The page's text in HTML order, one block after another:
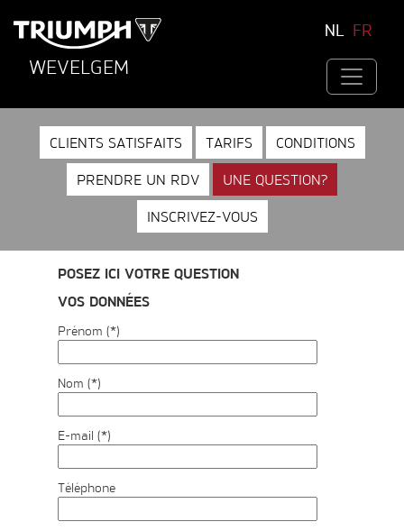
NL FR
WEVELGEM
CLIENTS SATISFAITS TARIFS CONDITIONS
PRENDRE UN RDV UNE QUESTION?
INSCRIVEZ-VOUS
POSEZ ICI VOTRE QUESTION
VOS DONNÉES
Prénom (*)
Nom (*)
E-mail (*)
Téléphone